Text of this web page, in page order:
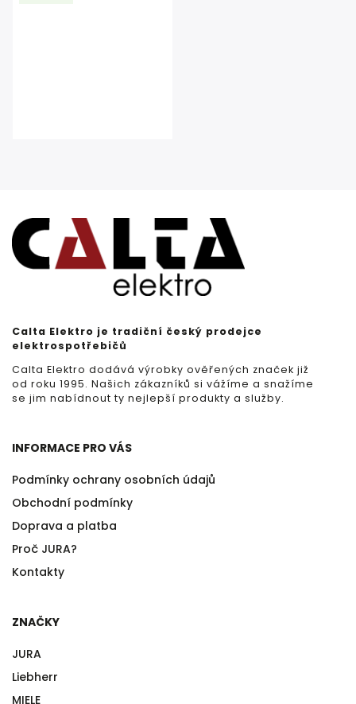
Calta Elektro je tradiční český prodejce
elektrospotřebičů
Calta Elektro dodává výrobky ověřených značek již
od roku 1995. Našich zákazníků si vážíme a snažíme
se jim nabídnout ty nejlepší produkty a služby.
INFORMACE PRO VÁS
Podmínky ochrany osobních údajů
Obchodní podmínky
Doprava a platba
Proč JURA?
Kontakty
ZNAČKY
JURA
Liebherr
MIELE